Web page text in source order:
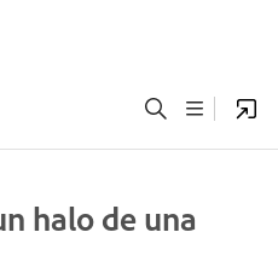
halo de una